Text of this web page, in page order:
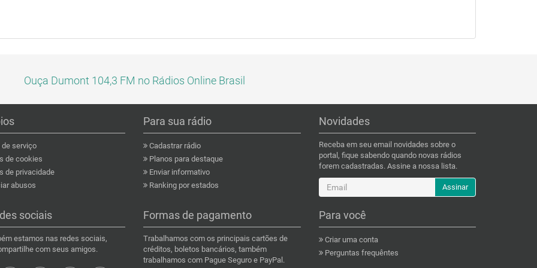
Ouça Dumont 104,3 FM no Rádios Online Brasil
serviço
de cookies
de privacidade
abusos
Para sua rádio
Cadastrar rádio
Planos para destaque
Enviar informativo
Ranking por estados
Novidades
Receba em seu email novidades sobre o
portal, fique sabendo quando novas rádios
forem cadastradas. Assine a nossa lista.
Assinar
sociais
estamos nas redes sociais,
com seus amigos.
Formas de pagamento
Trabalhamos com os principais cartões de
créditos, boletos bancários, também
trabalhamos com Pague Seguro e PayPal.
Para você
Criar uma conta
Perguntas frequêntes